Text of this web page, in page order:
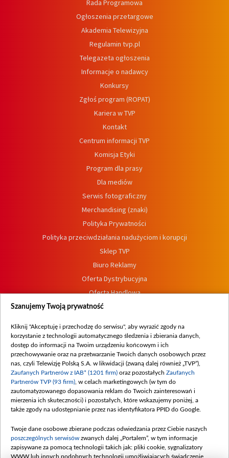
Rada Programowa
Ogłoszenia przetargowe
Akademia Telewizyjna
Regulamin tvp.pl
Telegazeta ogłoszenia
Informacje o nadawcy
Konkursy
Zgłoś program (ROPAT)
Kariera w TVP
Kontakt
Centrum informacji TVP
Komisja Etyki
Program dla prasy
Dla mediów
Serwis fotograficzny
Merchandising (znaki)
Polityka Prywatności
Polityka przeciwdziałania nadużyciom i korupcji
Sklep TVP
Biuro Reklamy
Oferta Dystrybucyjna
Oferta Handlowa
Dostępność
Procedura zgłoszeń wewnętrznych
Szanujemy Twoją prywatność
Kliknij "Akceptuję i przechodzę do serwisu", aby wyrazić zgody na
korzystanie z technologii automatycznego śledzenia i zbierania danych,
dostęp do informacji na Twoim urządzeniu końcowym i ich
przechowywanie oraz na przetwarzanie Twoich danych osobowych przez
nas, czyli Telewizję Polską S.A. w likwidacji (zwaną dalej również „TVP”),
Zaufanych Partnerów z IAB* (1201 firm) oraz pozostałych Zaufanych
Partnerów TVP (93 firm) , w celach marketingowych (w tym do
zautomatyzowanego dopasowania reklam do Twoich zainteresowań i
mierzenia ich skuteczności) i pozostałych, które wskazujemy poniżej, a
także zgody na udostępnianie przez nas identyfikatora PPID do Google.
Twoje dane osobowe zbierane podczas odwiedzania przez Ciebie naszych
poszczególnych serwisów zwanych dalej „Portalem”, w tym informacje
zapisywane za pomocą technologii takich jak: pliki cookie, sygnalizatory
WWW lub innych podobnych technologii umożliwiających świadczenie